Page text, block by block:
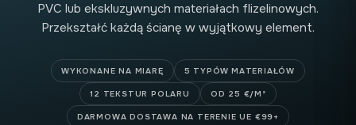
PVC lub ekskluzywnych materiałach flizelinowych.
Przekształć każdą ścianę w wyjątkowy element.
WYKONANE NA MIARĘ 5 TYPÓW MATERIAŁÓW
12 TEKSTUR POLARU OD 25 €/M²
DARMOWA DOSTAWA NA TERENIE UE €99+